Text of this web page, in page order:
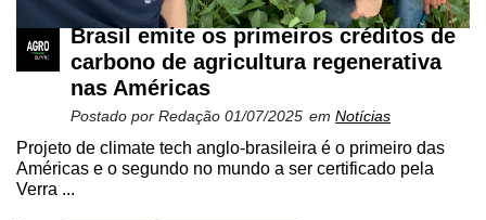
Netrin
Néctar
Agro
Lean
Way
Brasil emite os primeiros créditos de
carbono de agricultura regenerativa
nas Américas
Postado por Redação 01/07/2025 em Notícias
Projeto de climate tech anglo-brasileira é o primeiro das
Américas e o segundo no mundo a ser certificado pela
Verra ...